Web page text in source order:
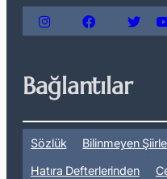
Bağlantılar
Sözlük Bilinmeyen
Hatıra Defterlerinden